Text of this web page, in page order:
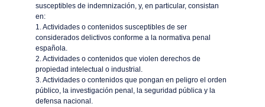
susceptibles de indemnización, y, en particular, consistan
en:
1. Actividades o contenidos susceptibles de ser
considerados delictivos conforme a la normativa penal
española.
2. Actividades o contenidos que violen derechos de
propiedad intelectual o industrial.
3. Actividades o contenidos que pongan en peligro el orden
público, la investigación penal, la seguridad pública y la
defensa nacional.